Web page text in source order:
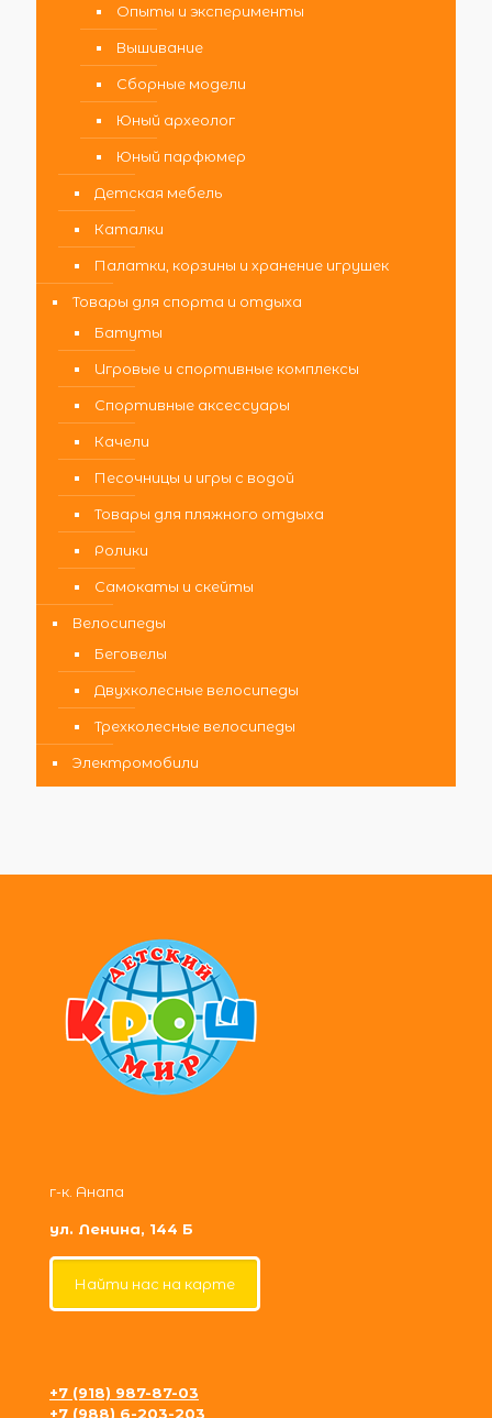
Опыты и эксперименты
Вышивание
Сборные модели
Юный археолог
Юный парфюмер
Детская мебель
Каталки
Палатки, корзины и хранение игрушек
Товары для спорта и отдыха
Батуты
Игровые и спортивные комплексы
Спортивные аксессуары
Качели
Песочницы и игры с водой
Товары для пляжного отдыха
Ролики
Самокаты и скейты
Велосипеды
Беговелы
Двухколесные велосипеды
Трехколесные велосипеды
Электромобили
г-к. Анапа
ул. Ленина, 144 Б
Найти нас на карте
+7 (918) 987-87-03
+7 (988) 6-203-203